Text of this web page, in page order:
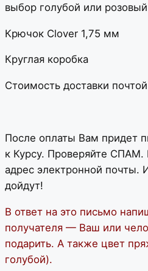
выбор голубой или розовый
Крючок Clover 1,75 мм
Круглая коробка
Стоимость доставки
После оплаты Вам придет
к Курсу. Проверяйте СПАМ.
адрес электронной почты.
дойдут!
В ответ на это письмо
получателя — Ваш или
подарить. А также цвет
голубой).